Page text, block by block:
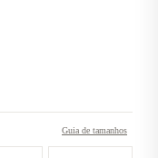
Guia de tamanhos